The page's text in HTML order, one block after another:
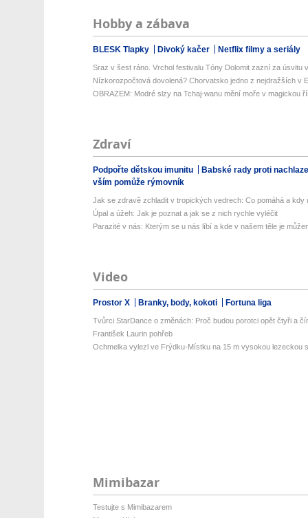
Hobby a zábava
BLESK Tlapky Divoký kačer Netflix filmy a seriály
Sraz v šest ráno. Vrchol festivalu Tóny Dolomit zazní za úsvitu
Nízkorozpočtová dovolená? Chorvatsko jedno z nejdražších v
OBRAZEM: Modré slzy na Tchaj-wanu mění moře v magickou
Zdraví
Podpořte dětskou imunitu
Babské rady proti
vším pomůže rýmovník
Jak se zdravě zchladit v tropických vedrech: Co pomáhá a kdy
Úpal a úžeh: Jak je poznat a jak se z nich rychle vyléčit
Parazité v nás: Kterým se u nás líbí a kde v našem těle je
Video
Prostor X Branky, body, kokoti Fortuna liga
Tvůrci StarDance o změnách: Proč budou porotci opět čtyři a
František Laurin pohřeb
Ochmelka vylezl ve Frýdku-Místku na 15 m vysokou lezeckou
Mimibazar
Testujte s Mimibazarem